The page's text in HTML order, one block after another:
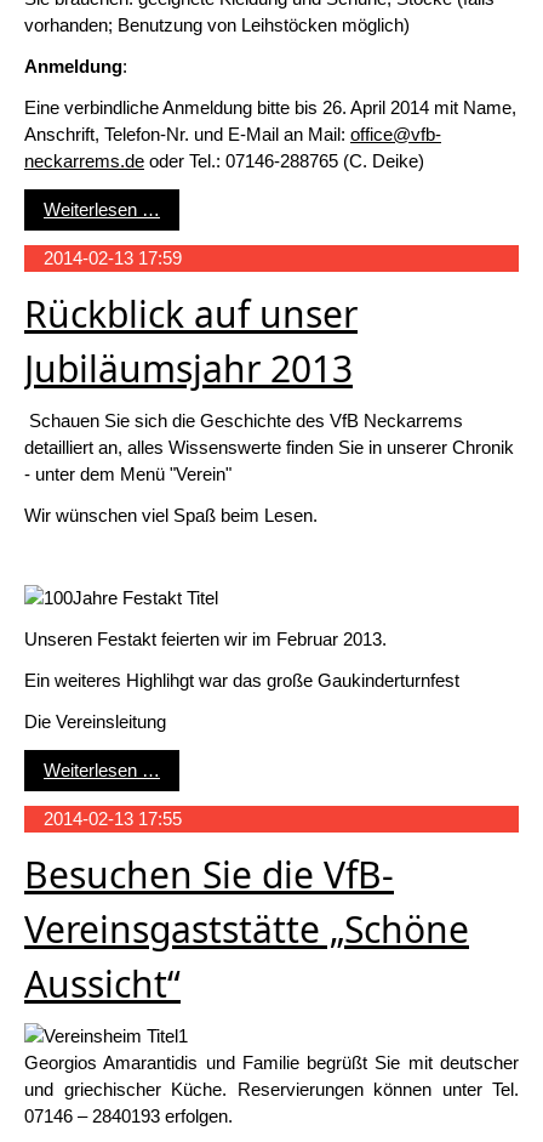
vorhanden; Benutzung von Leihstöcken möglich)
Anmeldung:
Eine verbindliche Anmeldung bitte bis 26. April 2014 mit Name,
Anschrift, Telefon-Nr. und E-Mail an Mail: office@vfb-
neckarrems.de oder Tel.: 07146-288765 (C. Deike)
Weiterlesen …
2014-02-13 17:59
Rückblick auf unser
Jubiläumsjahr 2013
Schauen Sie sich die Geschichte des VfB Neckarrems
detailliert an, alles Wissenswerte finden Sie in unserer Chronik
- unter dem Menü "Verein"
Wir wünschen viel Spaß beim Lesen.
Unseren Festakt feierten wir im Februar 2013.
Ein weiteres Highlihgt war das große Gaukinderturnfest
Die Vereinsleitung
Weiterlesen …
2014-02-13 17:55
Besuchen Sie die VfB-
Vereinsgaststätte „Schöne
Aussicht“
Georgios Amarantidis und Familie begrüßt Sie mit deutscher
und griechischer Küche. Reservierungen können unter Tel.
07146 – 2840193 erfolgen.